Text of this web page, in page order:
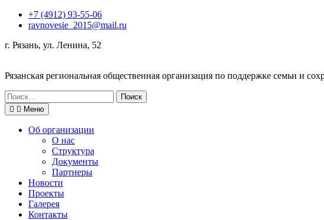
Перейти+7 (4912) 93-55-06
ravnovesie_2015@mail.ru
г. Рязань, ул. Ленина, 52
Рязанская региональная общественная организация по поддержке семьи и
Поиск
по:
Меню
Об организации
О нас
Структура
Документы
Партнеры
Новости
Проекты
Галерея
Контакты